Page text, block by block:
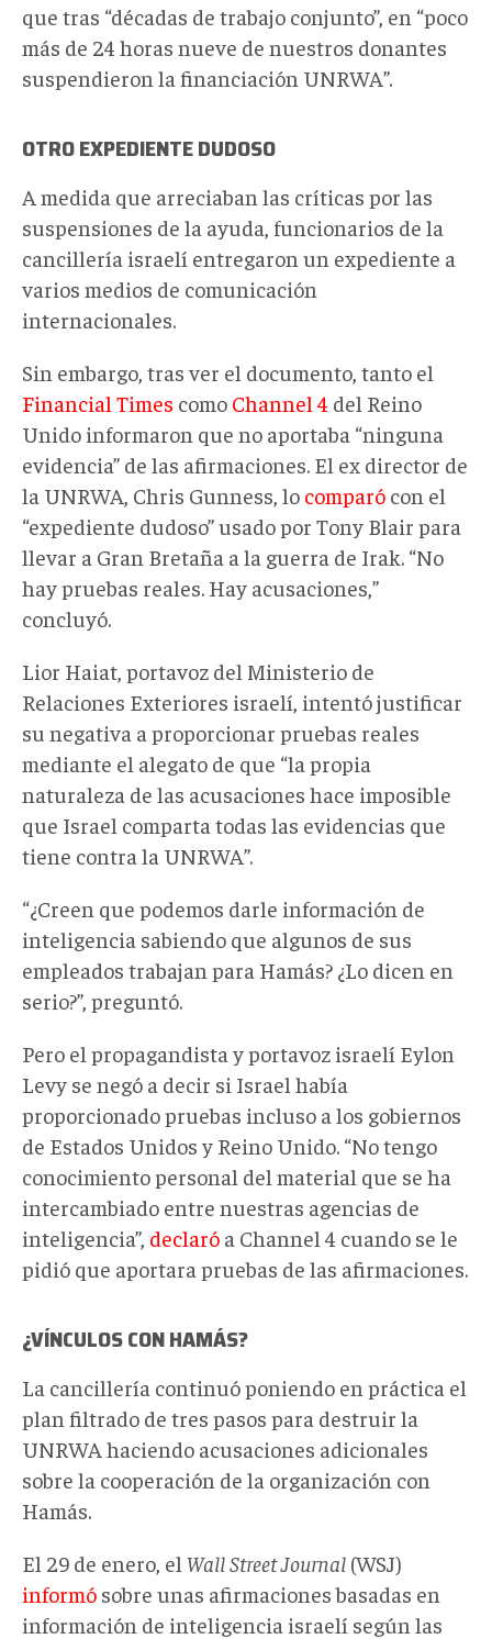
que tras “décadas de trabajo conjunto”, en “poco
más de 24 horas nueve de nuestros donantes
suspendieron la financiación UNRWA”.
OTRO EXPEDIENTE DUDOSO
A medida que arreciaban las críticas por las
suspensiones de la ayuda, funcionarios de la
cancillería israelí entregaron un expediente a
varios medios de comunicación
internacionales.
Sin embargo, tras ver el documento, tanto el
Financial Times como Channel 4 del Reino
Unido informaron que no aportaba “ninguna
evidencia” de las afirmaciones. El ex director de
la UNRWA, Chris Gunness, lo comparó con el
“expediente dudoso” usado por Tony Blair para
llevar a Gran Bretaña a la guerra de Irak. “No
hay pruebas reales. Hay acusaciones,”
concluyó.
Lior Haiat, portavoz del Ministerio de
Relaciones Exteriores israelí, intentó justificar
su negativa a proporcionar pruebas reales
mediante el alegato de que “la propia
naturaleza de las acusaciones hace imposible
que Israel comparta todas las evidencias que
tiene contra la UNRWA”.
“¿Creen que podemos darle información de
inteligencia sabiendo que algunos de sus
empleados trabajan para Hamás? ¿Lo dicen en
serio?”, preguntó.
Pero el propagandista y portavoz israelí Eylon
Levy se negó a decir si Israel había
proporcionado pruebas incluso a los gobiernos
de Estados Unidos y Reino Unido. “No tengo
conocimiento personal del material que se ha
intercambiado entre nuestras agencias de
inteligencia”, declaró a Channel 4 cuando se le
pidió que aportara pruebas de las afirmaciones.
¿VÍNCULOS CON HAMÁS?
La cancillería continuó poniendo en práctica el
plan filtrado de tres pasos para destruir la
UNRWA haciendo acusaciones adicionales
sobre la cooperación de la organización con
Hamás.
El 29 de enero, el Wall Street Journal (WSJ)
informó sobre unas afirmaciones basadas en
información de inteligencia israelí según las